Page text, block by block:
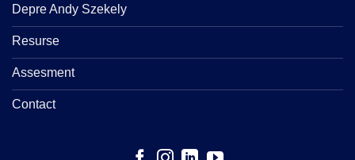
Depre Andy Szekely
Resurse
Assesment
Contact